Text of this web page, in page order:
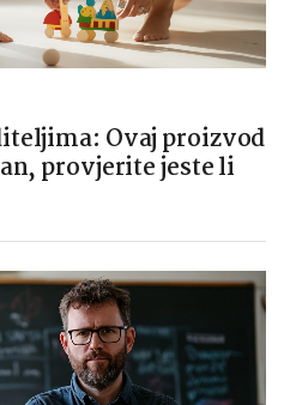
Ovaj proizvod
provjerite jeste li